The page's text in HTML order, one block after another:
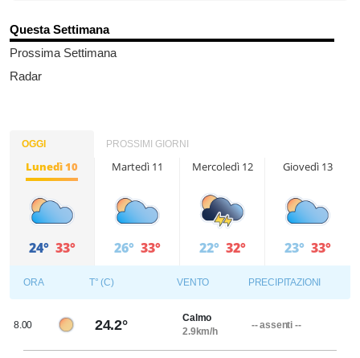
Questa Settimana
Prossima Settimana
Radar
OGGI PROSSIMI GIORNI
Lunedì 10
24° 33°
Martedì 11
26° 33°
Mercoledì 12
22° 32°
Giovedì 13
23° 33°
ORA T° (C) VENTO PRECIPITAZIONI
8.00 24.2°
Calmo
2.9km/h
-- assenti --